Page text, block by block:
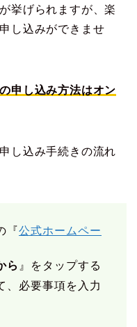
挙げられますが、楽
し込みができませ
申し込み方法はオン
し込み手続きの流れ
『公式ホームペー
ら 』をタップする
、必要事項を入力